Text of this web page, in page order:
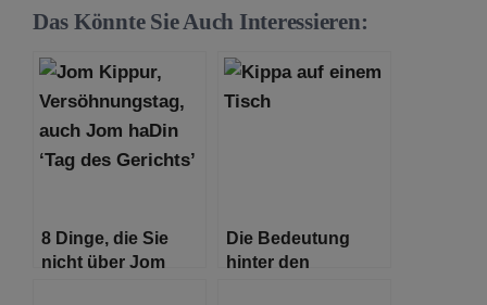
Das Könnte Sie Auch Interessieren:
8 Dinge, die Sie
nicht über Jom
Die Bedeutung
hinter den